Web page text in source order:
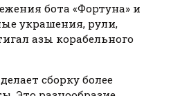
бота «Фортуна» и
украшения, рули,
азы корабельного
сборку более